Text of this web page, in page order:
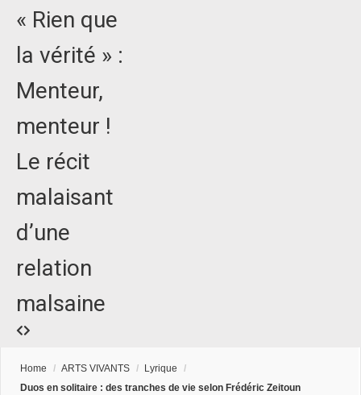
« Rien que
la vérité » :
Menteur,
menteur !
Le récit
malaisant
d’une
relation
malsaine
Home / ARTS VIVANTS / Lyrique
/
Duos en solitaire : des tranches de vie selon Frédéric Zeitoun